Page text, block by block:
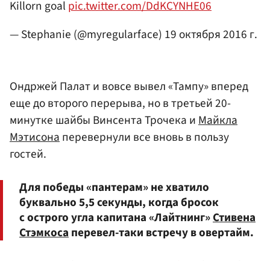
Killorn goal pic.twitter.com/DdKCYNHE06
— Stephanie (@myregularface) 19 октября 2016 г.
Ондржей Палат и вовсе вывел «Тампу» вперед
еще до второго перерыва, но в третьей 20-
минутке шайбы Винсента Трочека иМайкла
Мэтисонаперевернули все вновь в пользу
гостей.
Для победы «пантерам» не хватило
буквально 5,5 секунды, когда бросок
с острого угла капитана «Лайтнинг»Стивена
Стэмкосаперевел-таки встречу в овертайм.